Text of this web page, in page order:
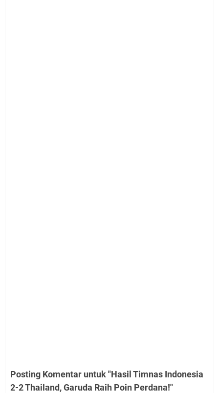
Posting Komentar untuk "Hasil Timnas Indonesia
2-2 Thailand, Garuda Raih Poin Perdana!"